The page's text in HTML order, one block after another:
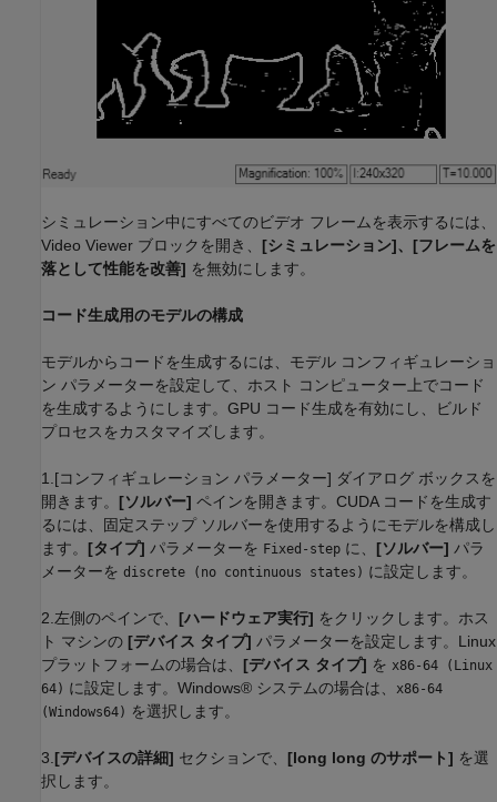
シミュレーション中にすべてのビデオ フレームを表示するには、
Video Viewer ブロックを開き、 [シミュレーション]、[フレームを
落として性能を改善] を無効にします。
コード生成用のモデルの構成
モデルからコードを生成するには、モデル コンフィギュレーショ
ン パラメーターを設定して、ホスト コンピューター上でコード
を生成するようにします。GPU コード生成を有効にし、ビルド
プロセスをカスタマイズします。
1.[コンフィギュレーション パラメーター] ダイアログ ボックスを
開きます。 [ソルバー] ペインを開きます。CUDA コードを生成す
るには、固定ステップ ソルバーを使用するようにモデルを構成し
ます。 [タイプ] パラメーターを Fixed-step に、 [ソルバー] パラ
メーターを discrete (no continuous states) に設定します。
2.左側のペインで、 [ハードウェア実行] をクリックします。ホス
ト マシンの [デバイス タイプ] パラメーターを設定します。Linux
プラットフォームの場合は、 [デバイス タイプ] を x86-64 (Linux
64) に設定します。Windows® システムの場合は、
x86-64
(Windows64) を選択します。
3. [デバイスの詳細] セクションで、 [long long のサポート] を選
択します。